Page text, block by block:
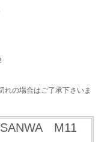
れの場合はご了承下さいま
SANWA M11